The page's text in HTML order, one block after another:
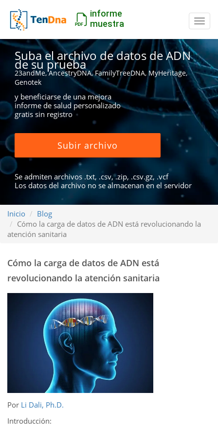
informe
muestra
Suba el archivo de datos de ADN
de su prueba
23andMe, AncestryDNA, FamilyTreeDNA, MyHeritage,
Genotek
y beneficiarse de una mejora
informe de salud personalizado
gratis sin registro
Subir archivo
Se admiten archivos .txt, .csv, .zip, .csv.gz, .vcf
Los datos del archivo no se almacenan en el servidor
Inicio
Blog
Cómo la carga de datos de ADN está revolucionando la
atención sanitaria
Cómo la carga de datos de ADN está
revolucionando la atención sanitaria
Por Li Dali, Ph.D.
Introducción: